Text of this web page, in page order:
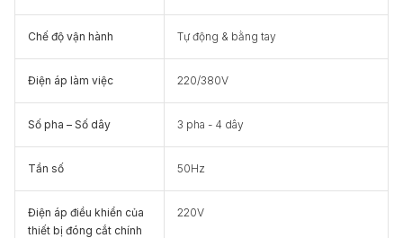
Chế độ vận hành Tự động & bằng tay
Điện áp làm việc 220/380V
Số pha – Số dây 3 pha - 4 dây
Tần số 50Hz
Điện áp điều khiển của
thiết bị đóng cắt chính
220V